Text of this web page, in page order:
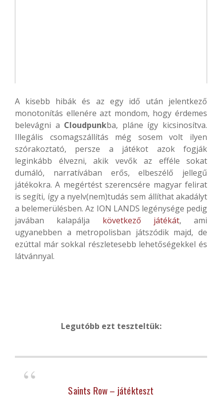
A kisebb hibák és az egy idő után jelentkező
monotonítás ellenére azt mondom, hogy érdemes
belevágni a Cloudpunkba, pláne így kicsinosítva.
Illegális csomagszállítás még sosem volt ilyen
szórakoztató, persze a játékot azok fogják
leginkább élvezni, akik vevők az efféle sokat
dumáló, narratívában erős, elbeszélő jellegű
játékokra. A megértést szerencsére magyar felirat
is segíti, így a nyelv(nem)tudás sem állíthat akadályt
a belemerülésben. Az ION LANDS legénysége pedig
javában kalapálja következő játékát, ami
ugyanebben a metropolisban játszódik majd, de
ezúttal már sokkal részletesebb lehetőségekkel és
látvánnyal.
Legutóbb ezt teszteltük:
Saints Row – játékteszt